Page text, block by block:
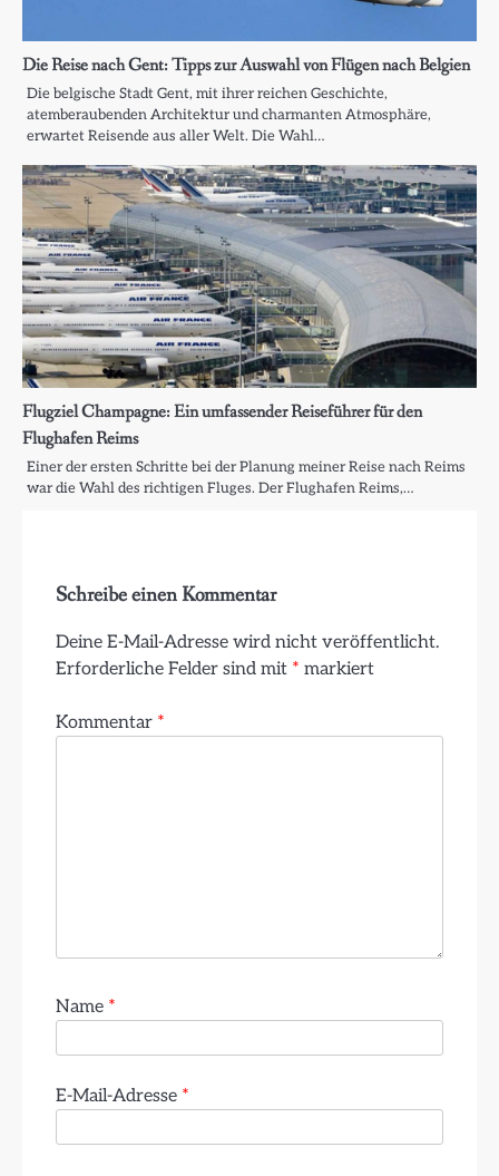
Die Reise nach Gent: Tipps zur Auswahl von Flügen nach Belgien
Die belgische Stadt Gent, mit ihrer reichen Geschichte,
atemberaubenden Architektur und charmanten Atmosphäre,
erwartet Reisende aus aller Welt. Die Wahl…
Flugziel Champagne: Ein umfassender Reiseführer für den
Flughafen Reims
Einer der ersten Schritte bei der Planung meiner Reise nach Reims
war die Wahl des richtigen Fluges. Der Flughafen Reims,…
Schreibe einen Kommentar
Deine E-Mail-Adresse wird nicht veröffentlicht.
Erforderliche Felder sind mit * markiert
Kommentar *
Name *
E-Mail-Adresse *